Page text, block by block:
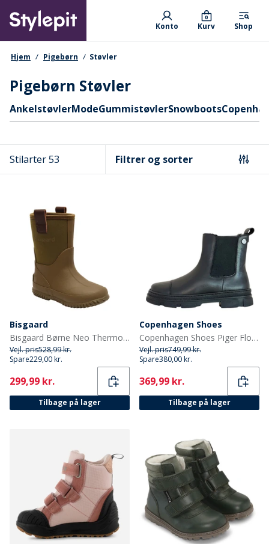
main
content
Primary departments
Konto Kurv
0
Shop
navigationssti
Hjem Pigebørn Støvler
Pigebørn Støvler
Hurtige links
AnkelstøvlerModeGummistøvlerSnowboots
Stilarter 53 Filtrer og sorter
Bisgaard
Bisgaard Børne Neo Thermo Gummistøvler Grøn
Vejl. pris528,99 kr.
Spare229,00 kr.
Current
299,99 kr.
Tilbage på lager
Copenhagen Shoes
Copenhagen Shoes Piger Flotte Støvler 0001 Sort
Vejl. pris749,99 kr.
Spare380,00 kr.
Current
369,99 kr.
Tilbage på lager